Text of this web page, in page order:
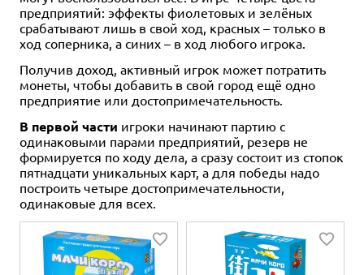
предприятий: эффекты фиолетовых и зелёных
срабатывают лишь в свой ход, красных – только в
ход соперника, а синих – в ход любого игрока.
Получив доход, активный игрок может потратить
монеты, чтобы добавить в свой город ещё одно
предприятие или достопримечательность.
В первой части игроки начинают партию с
одинаковыми парами предприятий, резерв не
формируется по ходу дела, а сразу состоит из стопок
пятнадцати уникальных карт, а для победы надо
построить четыре достопримечательности,
одинаковые для всех.